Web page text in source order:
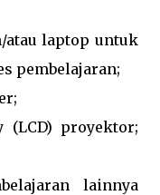
atau laptop untuk
pembelajaran;
(LCD) proyektor;
lainnya